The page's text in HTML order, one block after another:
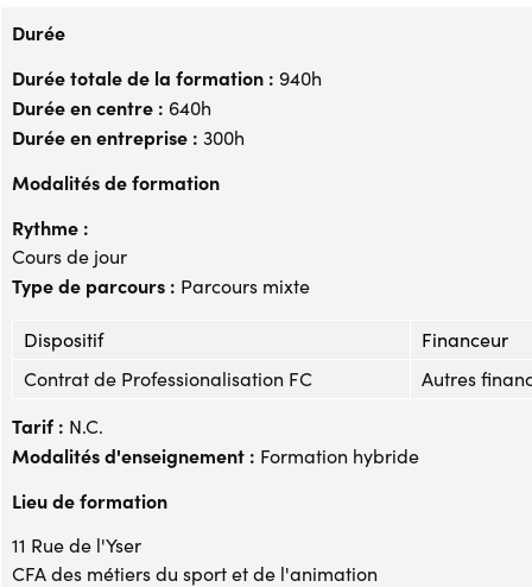
Durée
Durée totale de la formation : 940h
Durée en centre : 640h
Durée en entreprise : 300h
Modalités de formation
Rythme :
Cours de jour
Type de parcours : Parcours mixte
Dispositif
Financeur
Contrat de Professionalisation FC
Autres
Tarif : N.C.
Modalités d'enseignement : Formation hybride
Lieu de formation
11 Rue de l'Yser
CFA des métiers du sport et de l'animation